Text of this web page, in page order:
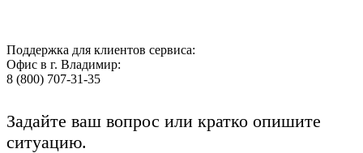
Поддержка для клиентов сервиса:
Офис в г. Владимир:
8 (800) 707-31-35
Задайте ваш вопрос или кратко опишите
ситуацию.